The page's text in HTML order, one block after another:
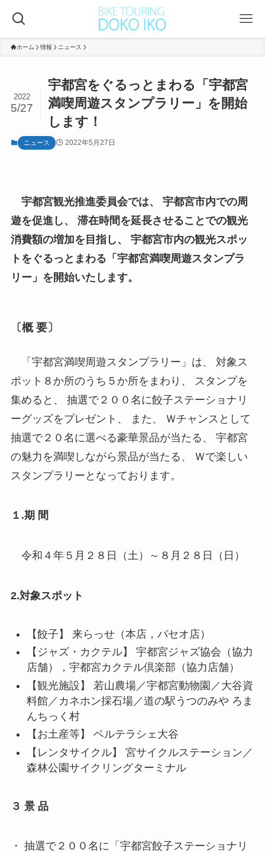
ホーム 情報 ニュース
宇都宮をぐるっとまわる「宇都宮
満喫周遊スタンプラリー」を開始
します！
2022
5/27
ニュース 2022年5月27日
宇都宮観光推進委員会では、 宇都宮市内での周
遊を促進し、 滞在時間を延長させることでの観光
消費額の増加を目指し、 宇都宮市内の観光スポッ
トをぐるっとまわる「宇都宮満喫周遊スタンプラ
リー」を開始いたします。
〔概 要〕
「宇都宮満喫周遊スタンプラリー」は、 対象ス
ポット８か所のうち５か所をまわり、 スタンプを
集めると、 抽選で２００名に餃子ステーショナリ
ーグッズをプレゼント、 また、 Ｗチャンスとして
抽選で２０名に選べる豪華景品が当たる、 宇都宮
の魅力を満喫しながら景品が当たる、 Ｗで楽しい
スタンプラリーとなっております。
１.期 間
令和４年５月２８日（土）～８月２８日（日）
2.対象スポット
【餃子】 来らっせ（本店，パセオ店）
【ジャズ・カクテル】 宇都宮ジャズ協会（協力
店舗），宇都宮カクテル倶楽部（協力店舗）
【観光施設】 若山農場／宇都宮動物園／大谷資
料館／カネホン採石場／道の駅うつのみや ろま
んちっく村
【お土産等】 ベルテラシェ大谷
【レンタサイクル】 宮サイクルステーション／
森林公園サイクリングターミナル
３ 景 品
・ 抽選で２００名に「宇都宮餃子ステーショナリ